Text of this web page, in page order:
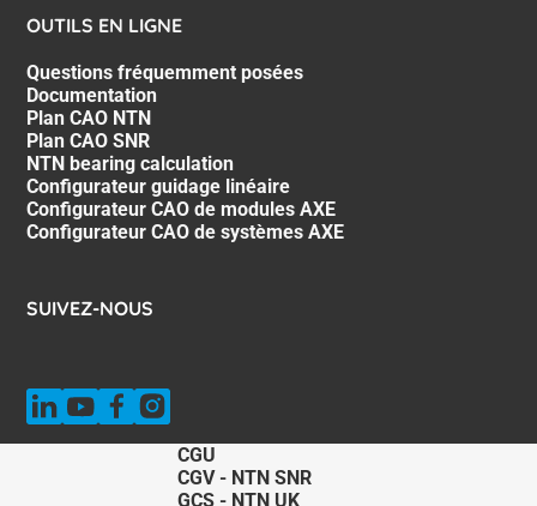
OUTILS EN LIGNE
Questions fréquemment posées
Documentation
Plan CAO NTN
Plan CAO SNR
NTN bearing calculation
Configurateur guidage linéaire
Configurateur CAO de modules AXE
Configurateur CAO de systèmes AXE
SUIVEZ-NOUS
CGU
CGV - NTN SNR
GCS - NTN UK